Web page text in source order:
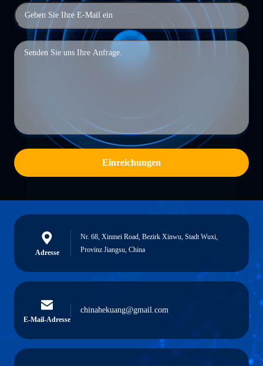
Einreichungen
Adresse
Nr. 68, Xinmei Road, Bezirk Xinwu, Stadt Wuxi,
Provinz Jiangsu, China
E-Mail-Adresse
chinahekuang@gmail.com